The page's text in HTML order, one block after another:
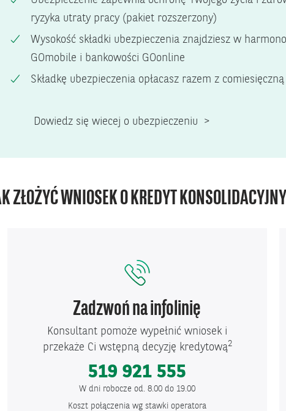
ryzyka utraty pracy (pakiet rozszerzony)
Wysokość składki ubezpieczenia znajdziesz w
GOmobile i bankowości GOonline
Składkę ubezpieczenia opłacasz razem z
Dowiedz się wiecej o ubezpieczeniu >
ZŁOŻYĆ WNIOSEK O KREDYT KONSOLIDACYJNY
Zadzwoń na infolinię
Konsultant pomoże wypełnić wniosek i
przekaże Ci wstępną decyzję kredytową2
519 921 555
W dni robocze od. 8.00 do 19.00
Koszt połączenia wg stawki operatora